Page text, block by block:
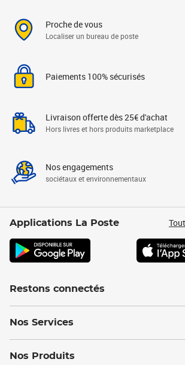
Proche de vous
Localiser un bureau de poste
Paiements 100% sécurisés
Livraison offerte dès 25€ d'achat
Hors livres et hors produits marketplace
Nos engagements
sociétaux et environnementaux
Applications La Poste
Restons connectés
Nos Services
Nos Produits